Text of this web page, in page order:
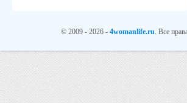
© 2009 - 2026 -4womanlife.ru. Все